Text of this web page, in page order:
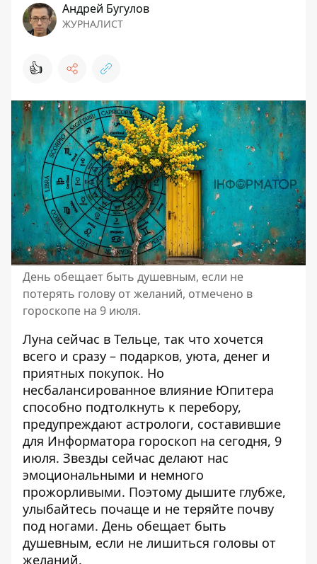
Андрей Бугулов
ЖУРНАЛИСТ
👍
День обещает быть душевным, если не
потерять голову от желаний, отмечено в
гороскопе на 9 июля.
Луна сейчас в Тельце, так что хочется
всего и сразу – подарков, уюта, денег и
приятных покупок. Но
несбалансированное влияние Юпитера
способно подтолкнуть к перебору,
предупреждают астрологи, составившие
для Информатора гороскоп на сегодня, 9
июля. Звезды сейчас делают нас
эмоциональными и немного
прожорливыми. Поэтому дышите глубже,
улыбайтесь почаще и не теряйте почву
под ногами. День обещает быть
душевным, если не лишиться головы от
желаний.